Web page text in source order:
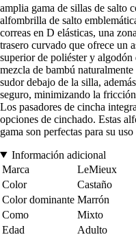
amplia gama de sillas de salto
alfombrilla de salto
correas en D elásticas, una
trasero curvado que ofrece un
superior de poliéster y
mezcla de bambú
sudor debajo de la silla,
seguro, minimizando la
Los pasadores de cincha
opciones de cinchado. Estas
gama son perfectas para su
Información adicional
Marca
LeMieux
Color
Castaño
Color dominante Marrón
Como
Mixto
Edad
Adulto